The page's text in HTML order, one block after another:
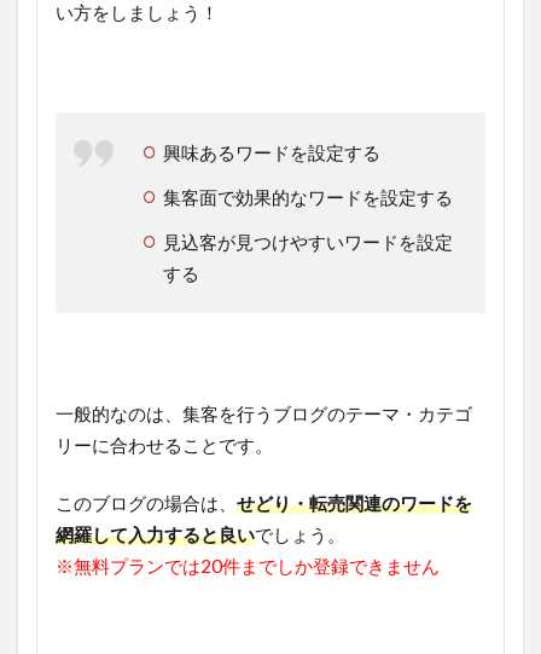
い方をしましょう！
興味あるワードを設定する
集客面で効果的なワードを設定する
見込客が見つけやすいワードを設定
する
一般的なのは、集客を行うブログのテーマ・カテゴ
リーに合わせることです。
このブログの場合は、 せどり・転売関連のワードを
網羅して入力すると良いでしょう。
※無料プランでは20件までしか登録できません